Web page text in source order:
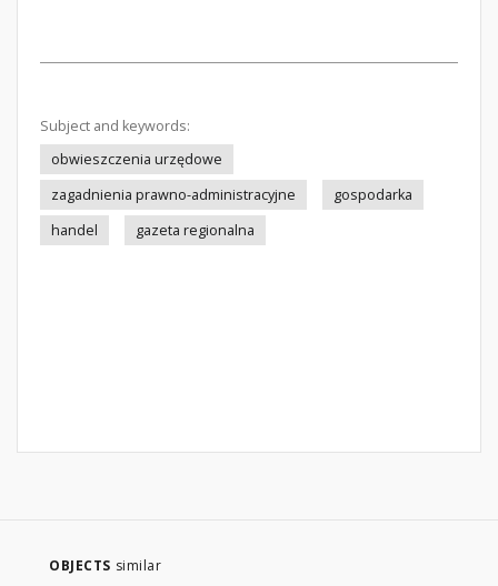
Subject and keywords:
obwieszczenia urzędowe
zagadnienia prawno-administracyjne
gospodarka
handel
gazeta regionalna
OBJECTS similar